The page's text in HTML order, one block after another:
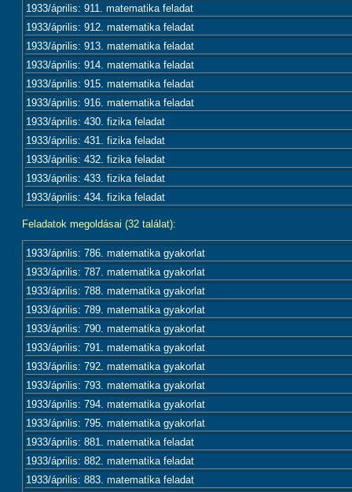
1933/április: 911. matematika feladat
1933/április: 912. matematika feladat
1933/április: 913. matematika feladat
1933/április: 914. matematika feladat
1933/április: 915. matematika feladat
1933/április: 916. matematika feladat
1933/április: 430. fizika feladat
1933/április: 431. fizika feladat
1933/április: 432. fizika feladat
1933/április: 433. fizika feladat
1933/április: 434. fizika feladat
Feladatok megoldásai (32 találat):
1933/április: 786. matematika gyakorlat
1933/április: 787. matematika gyakorlat
1933/április: 788. matematika gyakorlat
1933/április: 789. matematika gyakorlat
1933/április: 790. matematika gyakorlat
1933/április: 791. matematika gyakorlat
1933/április: 792. matematika gyakorlat
1933/április: 793. matematika gyakorlat
1933/április: 794. matematika gyakorlat
1933/április: 795. matematika gyakorlat
1933/április: 881. matematika feladat
1933/április: 882. matematika feladat
1933/április: 883. matematika feladat